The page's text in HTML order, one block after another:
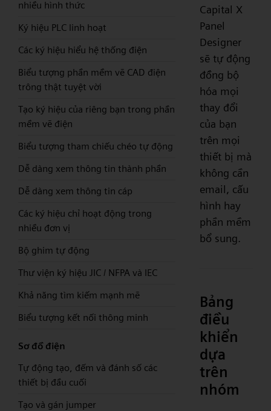
nhiều hình thức
Ký hiệu PLC linh hoạt
Các ký hiệu hiểu hệ thống điện
Biểu tượng phần mềm vẽ CAD điện
trông thật tuyệt vời
Tạo ký hiệu của riêng bạn trong phần
mềm vẽ điện
Biểu tượng tham chiếu chéo tự động
Dễ dàng xem thông tin thành phần
Dễ dàng xem thông tin cáp
Các ký hiệu chỉ hoạt động trong
nhiều đơn vị
Bộ ghim tự động
Thư viện ký hiệu JIC / NFPA và IEC
Khả năng tìm kiếm mạnh mẽ
Biểu tượng kết nối thông minh
Sơ đồ điện
Tự động tạo, đếm và đánh số các
thiết bị đầu cuối
Tạo và gán jumper
Capital X
Panel
Designer
sẽ tự động
đồng bộ
hóa mọi
thay đổi
của bạn
trên mọi
thiết bị mà
không cần
email, cấu
hình hay
phần mềm
bổ sung.
Bảng
điều
khiển
dựa
trên
nhóm